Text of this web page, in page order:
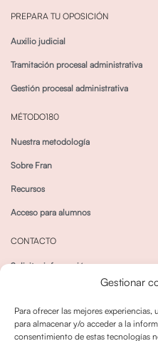
Gestionar
Para ofrecer las mejores
para almacenar y/o acceder a la
consentimiento de estas tecnologías
PREPARA TU OPOSICIÓN
Auxilio judicial
Tramitación procesal administrativa
Gestión procesal administrativa
MÉTODO180
Nuestra metodología
Sobre Fran
Recursos
Acceso para alumnos
CONTACTO
Solicitar información